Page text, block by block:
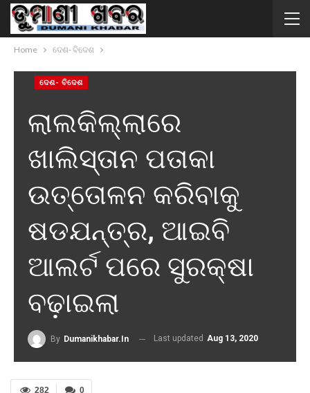
Home ଦେଶ- ବିଦେଶ
ଦେଶ- ବିଦେଶ
ଲାଲକିଲ୍ଲାରେ
ଖାଲିସ୍ତାନ ପତାକା
ଉତ୍ତୋଳନ କରିବାକୁ
ଷଡଯନ୍ତ୍ର, ଆଇବି
ଆଲର୍ଟ ପରେ ସୁରକ୍ଷା
ବଢ଼ାଇଲା
By Dumanikhabar.in Last updated Aug 13, 2020
0
282